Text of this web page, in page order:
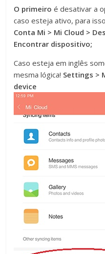
O primeiro é desativar a
caso esteja ativo, para
Conta Mi > Mi Cloud >
Encontrar dispositivo;
Caso esteja em inglês
mesma lógica! Settings >
device